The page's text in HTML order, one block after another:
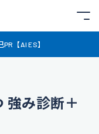
【AI ES】
強み診断＋